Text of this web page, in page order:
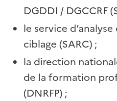
DGDDI / DGCCRF
le service
ciblage (SARC) ;
la direction
de la formation
(DNRFP) ;